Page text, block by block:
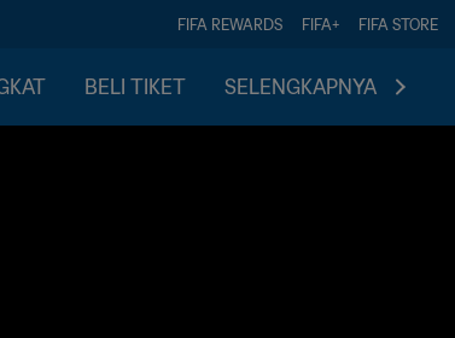
FIFA REWARDS FIFA+ FIFA STORE
BELI TIKET SELENGKAPNYA